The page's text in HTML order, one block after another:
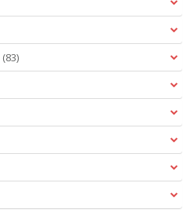
(83)